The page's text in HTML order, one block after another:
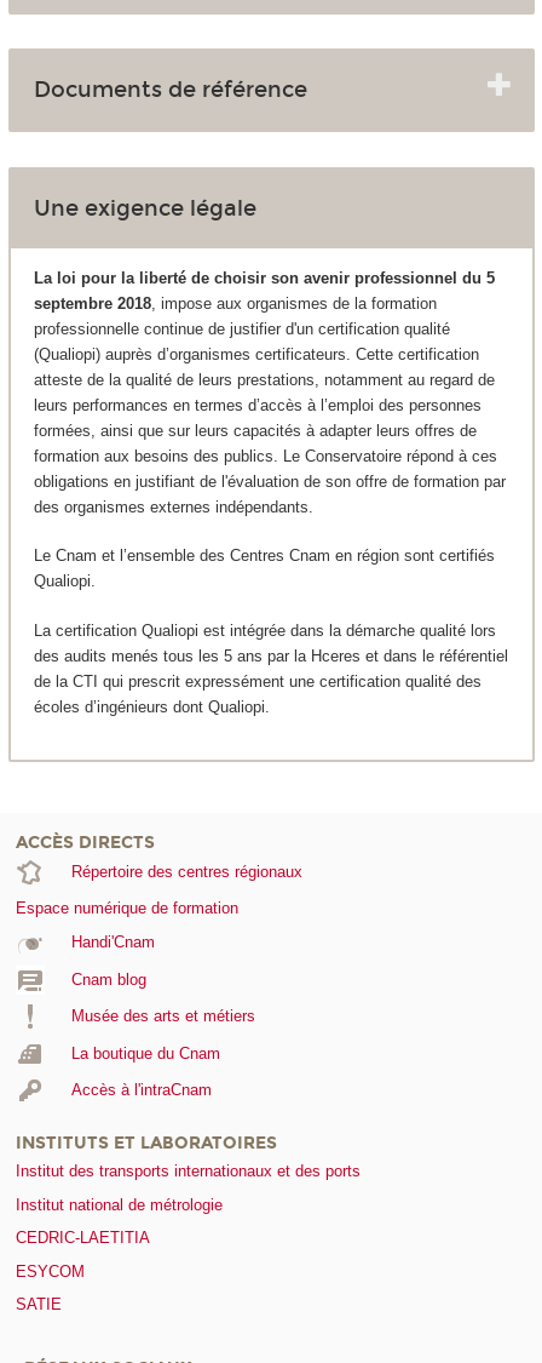
Documents de référence
Une exigence légale
La loi pour la liberté de choisir son avenir professionnel du 5
septembre 2018, impose aux organismes de la formation
professionnelle continue de justifier d'un certification qualité
(Qualiopi) auprès d’organismes certificateurs. Cette certification
atteste de la qualité de leurs prestations, notamment au regard de
leurs performances en termes d’accès à l’emploi des personnes
formées, ainsi que sur leurs capacités à adapter leurs offres de
formation aux besoins des publics. Le Conservatoire répond à ces
obligations en justifiant de l'évaluation de son offre de formation par
des organismes externes indépendants.
Le Cnam et l’ensemble des Centres Cnam en région sont certifiés
Qualiopi.
La certification Qualiopi est intégrée dans la démarche qualité lors
des audits menés tous les 5 ans par la Hceres et dans le référentiel
de la CTI qui prescrit expressément une certification qualité des
écoles d’ingénieurs dont Qualiopi.
ACCÈS DIRECTS
Répertoire des centres régionaux
Espace numérique de formation
Handi'Cnam
Cnam blog
Musée des arts et métiers
La boutique du Cnam
Accès à l'intraCnam
INSTITUTS ET LABORATOIRES
Institut des transports internationaux et des ports
Institut national de métrologie
CEDRIC-LAETITIA
ESYCOM
SATIE